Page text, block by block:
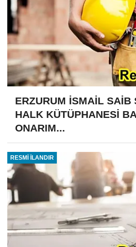
ERZURUM İSMAİL SAİB
HALK KÜTÜPHANESİ
ONARIM...
RESMİ İLANDIR